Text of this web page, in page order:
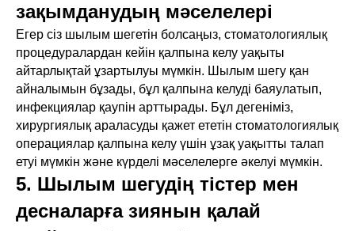
зақымданудың мәселелері
Егер сіз шылым шегетін болсаңыз, стоматологиялық
процедуралардан кейін қалпына келу уақыты
айтарлықтай ұзартылуы мүмкін. Шылым шегу қан
айналымын бұзады, бұл қалпына келуді баяулатып,
инфекциялар қаупін арттырады. Бұл дегеніміз,
хирургиялық араласуды қажет ететін стоматологиялық
операциялар қалпына келу үшін ұзақ уақытты талап
етуі мүмкін және күрделі мәселелерге әкелуі мүмкін.
5. Шылым шегудің тістер мен
десналарға зиянын қалай